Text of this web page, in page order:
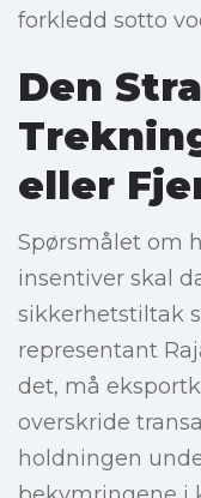
forkledd sotto
Den
eller
Spørsmålet om
insentiver skal
sikkerhetstiltak
representant
det, må
overskride
holdningen